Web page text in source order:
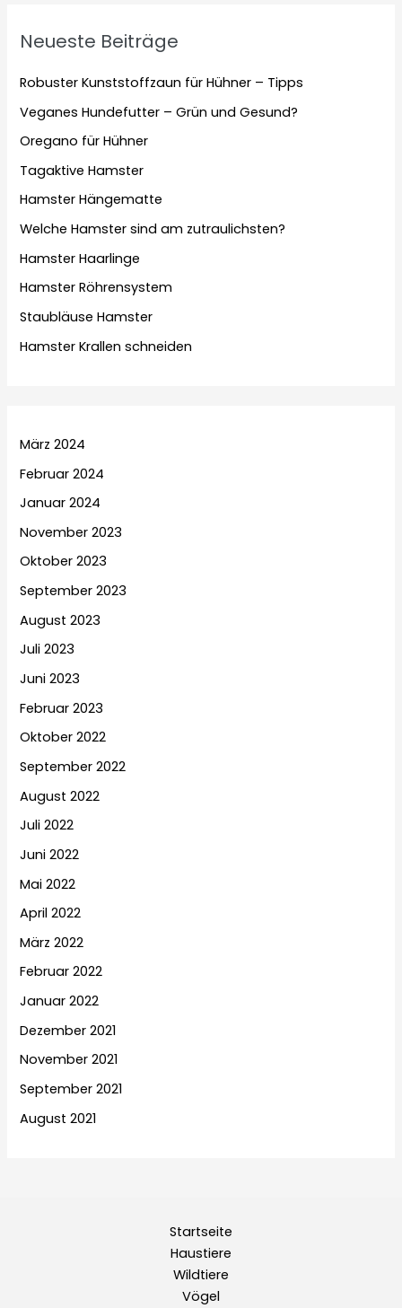
Neueste Beiträge
Robuster Kunststoffzaun für Hühner – Tipps
Veganes Hundefutter – Grün und Gesund?
Oregano für Hühner
Tagaktive Hamster
Hamster Hängematte
Welche Hamster sind am zutraulichsten?
Hamster Haarlinge
Hamster Röhrensystem
Staubläuse Hamster
Hamster Krallen schneiden
März 2024
Februar 2024
Januar 2024
November 2023
Oktober 2023
September 2023
August 2023
Juli 2023
Juni 2023
Februar 2023
Oktober 2022
September 2022
August 2022
Juli 2022
Juni 2022
Mai 2022
April 2022
März 2022
Februar 2022
Januar 2022
Dezember 2021
November 2021
September 2021
August 2021
Startseite
Haustiere
Wildtiere
Vögel